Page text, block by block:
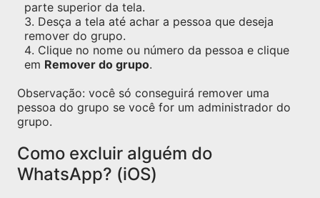
parte superior da tela.
Desça a tela até achar a pessoa que deseja
remover do grupo.
Clique no nome ou número da pessoa e clique
em Remover do grupo.
Observação: você só conseguirá remover uma
pessoa do grupo se você for um administrador do
grupo.
Como excluir alguém do
WhatsApp? (iOS)